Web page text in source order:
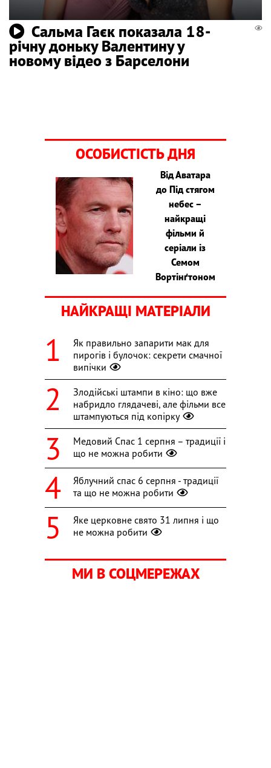
Сальма Гаєк показала 18-
річну доньку Валентину у
новому відео з Барселони
ОСОБИСТІСТЬ ДНЯ
Від Аватара
до Під стягом
небес –
найкращі
фільми й
серіали із
Семом
Вортінґтоном
НАЙКРАЩІ МАТЕРІАЛИ
Як правильно запарити мак для
пирогів і булочок: секрети смачної
випічки
Злодійські штампи в кіно: що вже
набридло глядачеві, але фільми все
штампуються під копірку
Медовий Спас 1 серпня – традиції і
що не можна робити
Яблучний спас 6 серпня - традиції
та що не можна робити
Яке церковне свято 31 липня і що
не можна робити
МИ В СОЦМЕРЕЖАХ